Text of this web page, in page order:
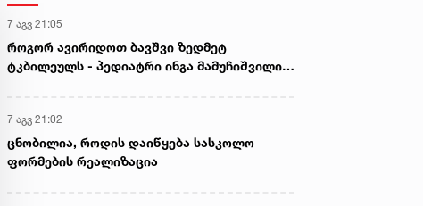
7 აგვ 21:05
როგორ ავირიდოთ ბავშვი ზედმეტ
ტკბილეულს - პედიატრი ინგა მამუჩიშვილი
7 აგვ 21:02
ცნობილია, როდის დაიწყება სასკოლო
ფორმების რეალიზაცია